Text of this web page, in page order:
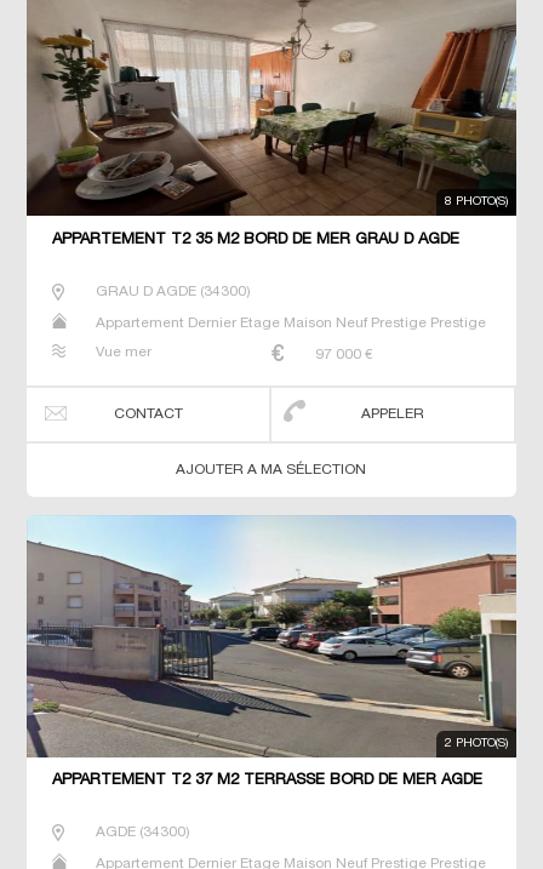
8 PHOTO(S)
APPARTEMENT T2 35 M2 BORD DE MER GRAU D AGDE
GRAU D AGDE(34300)
Appartement Dernier Etage Maison Neuf Prestige Prestige
Vue mer
97 000 €
CONTACT APPELER
AJOUTER A MA SÉLECTION
2 PHOTO(S)
APPARTEMENT T2 37 M2 TERRASSE BORD DE MER AGDE
AGDE(34300)
Appartement Dernier Etage Maison Neuf Prestige Prestige